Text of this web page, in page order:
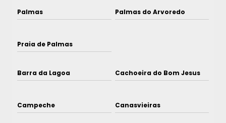
Palmas Palmas do Arvoredo
Praia de Palmas
Barra da Lagoa Cachoeira do Bom Jesus
Campeche Canasvieiras